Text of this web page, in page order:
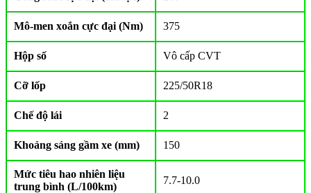
Mô-men xoắn cực đại (Nm) 375
Hộp số Vô cấp CVT
Cỡ lốp 225/50R18
Chế độ lái 2
Khoảng sáng gầm xe (mm) 150
Mức tiêu hao nhiên liệu
trung bình (L/100km)
7.7-10.0